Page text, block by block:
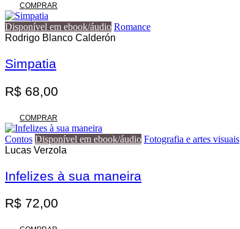
do
produto
COMPRAR
Disponível em ebook/áudio Romance
Rodrigo Blanco Calderón
Simpatia
R$ 68,00
COMPRAR
Contos Disponível em ebook/áudio Fotografia e artes visuais
Lucas Verzola
Infelizes à sua maneira
R$ 72,00